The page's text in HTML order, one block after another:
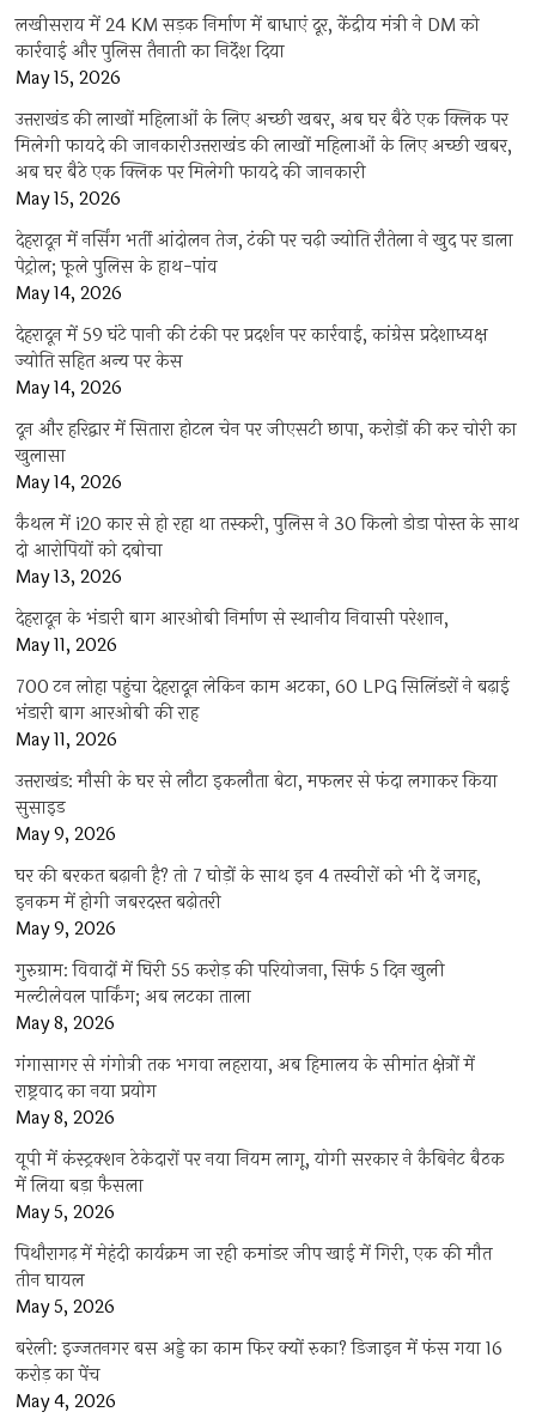
लखीसराय में 24 KM सड़क निर्माण में बाधाएं दूर, केंद्रीय मंत्री ने DM को
कार्रवाई और पुलिस तैनाती का निर्देश दिया
May 15, 2026
उत्तराखंड की लाखों महिलाओं के लिए अच्छी खबर, अब घर बैठे एक क्लिक पर
मिलेगी फायदे की जानकारीउत्तराखंड की लाखों महिलाओं के लिए अच्छी खबर,
अब घर बैठे एक क्लिक पर मिलेगी फायदे की जानकारी
May 15, 2026
देहरादून में नर्सिंग भर्ती आंदोलन तेज, टंकी पर चढ़ी ज्योति रौतेला ने खुद पर डाला
पेट्रोल; फूले पुलिस के हाथ-पांव
May 14, 2026
देहरादून में 59 घंटे पानी की टंकी पर प्रदर्शन पर कार्रवाई, कांग्रेस प्रदेशाध्यक्ष
ज्योति सहित अन्य पर केस
May 14, 2026
दून और हरिद्वार में सितारा होटल चेन पर जीएसटी छापा, करोड़ों की कर चोरी का
खुलासा
May 14, 2026
कैथल में i20 कार से हो रहा था तस्करी, पुलिस ने 30 किलो डोडा पोस्त के साथ
दो आरोपियों को दबोचा
May 13, 2026
देहरादून के भंडारी बाग आरओबी निर्माण से स्थानीय निवासी परेशान,
May 11, 2026
700 टन लोहा पहुंचा देहरादून लेकिन काम अटका, 60 LPG सिलिंडरों ने बढ़ाई
भंडारी बाग आरओबी की राह
May 11, 2026
उत्तराखंड: मौसी के घर से लौटा इकलौता बेटा, मफलर से फंदा लगाकर किया
सुसाइड
May 9, 2026
घर की बरकत बढ़ानी है? तो 7 घोड़ों के साथ इन 4 तस्वीरों को भी दें जगह,
इनकम में होगी जबरदस्त बढ़ोतरी
May 9, 2026
गुरुग्राम: विवादों में घिरी 55 करोड़ की परियोजना, सिर्फ 5 दिन खुली
मल्टीलेवल पार्किंग; अब लटका ताला
May 8, 2026
गंगासागर से गंगोत्री तक भगवा लहराया, अब हिमालय के सीमांत क्षेत्रों में
राष्ट्रवाद का नया प्रयोग
May 8, 2026
यूपी में कंस्ट्रक्शन ठेकेदारों पर नया नियम लागू, योगी सरकार ने कैबिनेट बैठक
में लिया बड़ा फैसला
May 5, 2026
पिथौरागढ़ में मेहंदी कार्यक्रम जा रही कमांडर जीप खाई में गिरी, एक की मौत
तीन घायल
May 5, 2026
बरेली: इज्जतनगर बस अड्डे का काम फिर क्यों रुका? डिजाइन में फंस गया 16
करोड़ का पेंच
May 4, 2026